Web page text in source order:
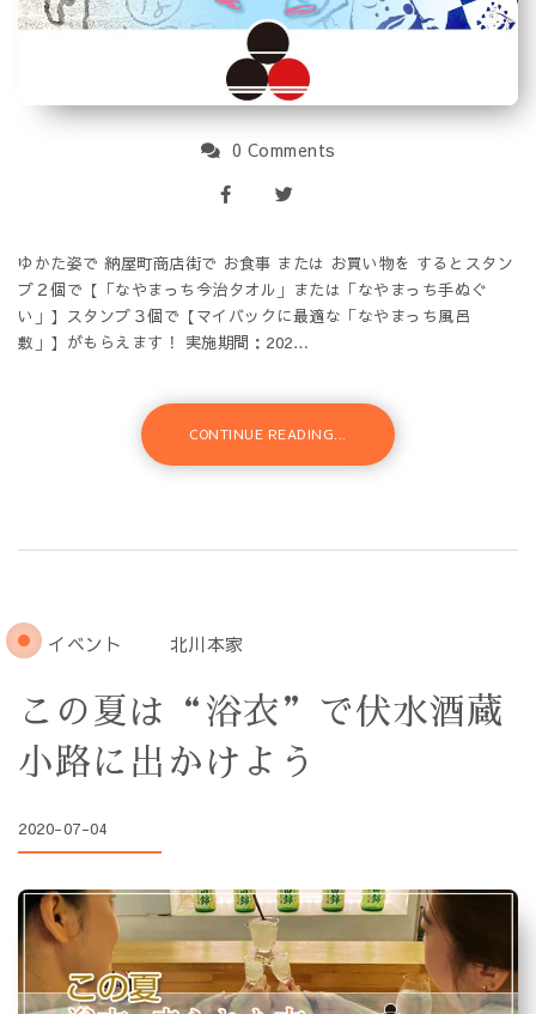
0 Comments
ゆかた姿で 納屋町商店街で お食事 または お買い物を するとスタン
プ２個で【「なやまっち今治タオル」または「なやまっち手ぬぐ
い」】スタンプ３個で【マイバックに最適な「なやまっち風呂
敷」】がもらえます！ 実施期間：202…
CONTINUE READING...
イベント 北川本家
この夏は“浴衣”で伏水酒蔵
小路に出かけよう
2020-07-04